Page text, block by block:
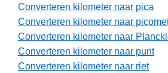
Converteren kilometer naar pica
Converteren kilometer naar
Converteren kilometer naar
Converteren kilometer naar punt
Converteren kilometer naar riet